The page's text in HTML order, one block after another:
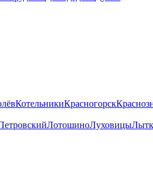
КотельникиКрасногорск
ЛотошиноЛуховицы